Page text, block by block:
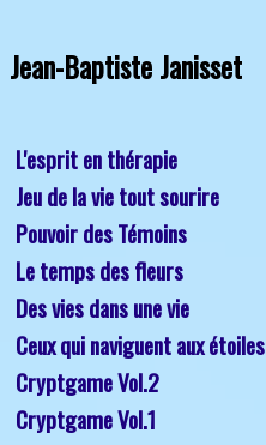
Jean-Baptiste Janisset
L'esprit en thérapie
Jeu de la vie tout sourire
Pouvoir des Témoins
Le temps des fleurs
Des vies dans une vie
Ceux qui naviguent aux étoiles
Cryptgame Vol.2
Cryptgame Vol.1